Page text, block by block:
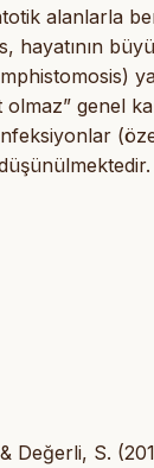
alanlarla
genel
Değerli, S.